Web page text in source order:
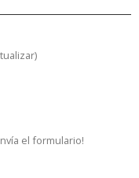
)
el formulario!